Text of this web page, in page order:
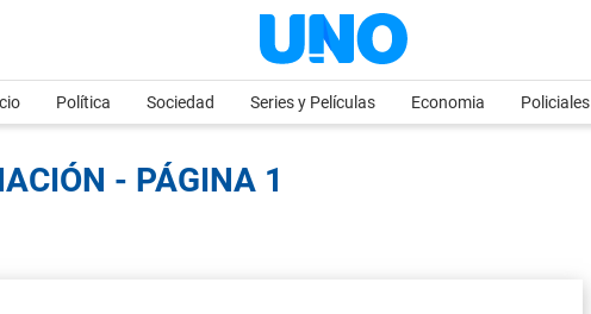
Política Sociedad Series y Películas Economia Policiales
- PÁGINA 1